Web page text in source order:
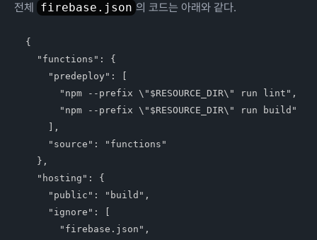
전체 firebase.json 의 코드는 아래와 같다.
{
  "functions": {
    "predeploy": [
      "npm --prefix \"$RESOURCE_DIR\" run lint",
      "npm --prefix \"$RESOURCE_DIR\" run build"
    ],
    "source": "functions"
  },
  "hosting": {
    "public": "build",
    "ignore": [
      "firebase.json",